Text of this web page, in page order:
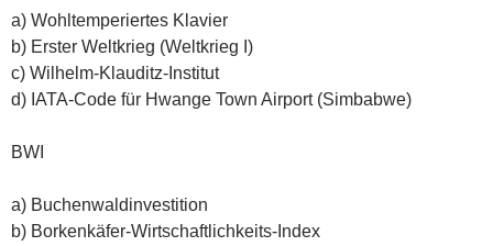
a) Wohltemperiertes Klavier
b) Erster Weltkrieg (Weltkrieg I)
c) Wilhelm-Klauditz-Institut
d) IATA-Code für Hwange Town Airport (Simbabwe)
BWI
a) Buchenwaldinvestition
b) Borkenkäfer-Wirtschaftlichkeits-Index